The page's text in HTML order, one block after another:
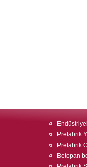
Prefabrik
Prefabrik
Betopan